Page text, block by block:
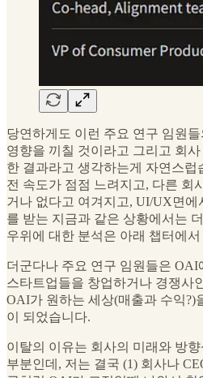
당연하게도 이런 주요 연구 임원
영향을 끼칠 것이라고 그리고 회
한 결과라고 생각하는게 자연스
전 속도가 점점 느려지고, 다른 회
거나 없다고 여겨지고, UI/UX면
를 받는 지금과 같은 상황에서는
우위에 대한 분석은 아래 챕터에
더군다나 주요 연구 임원들은
스타트업들을 창업하거나 경쟁사
OAI가 원하는 세상(매출과 수익?)
이 되었습니다.
이탈의 이유는 회사의 미래와 방
부분인데, 저는 결국 (1) 회사나